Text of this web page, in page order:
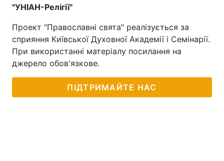
"УНІАН-Релігії"
Проект "Православні свята" реалізується за
сприяння Київської Духовної Академії і Семінарії.
При використанні матеріалу посилання на
джерело обов'язкове.
ПІДТРИМАЙТЕ НАС